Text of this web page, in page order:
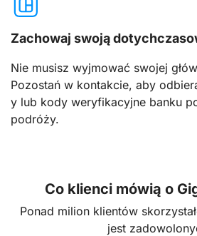
Zachowaj swoją
Nie musisz wyjmować swojej
Pozostań w kontakcie, aby
y lub kody weryfikacyjne banku
podróży.
Co klienci mówią o
Ponad milion klientów
jest